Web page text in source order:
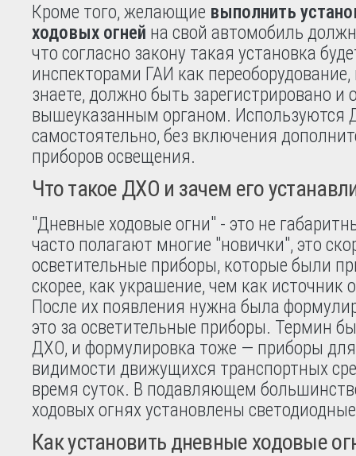
Кроме того, желающие выполнить
ходовых огней на свой автомобиль
что согласно закону такая установка
инспекторами ГАИ как
знаете, должно быть зарегистрировано и
вышеуказанным органом. Используются
самостоятельно, без включения
приборов освещения.
Что такое ДХО и зачем его
"Дневные ходовые огни" - это не
часто полагают многие "новички", это
осветительные приборы, которые были
скорее, как украшение, чем как источник
После их появления нужна была
это за осветительные приборы. Термин
ДХО, и формулировка тоже — приборы
видимости движущихся транспортных
время суток. В подавляющем
ходовых огнях установлены
Как установить дневные ходовые